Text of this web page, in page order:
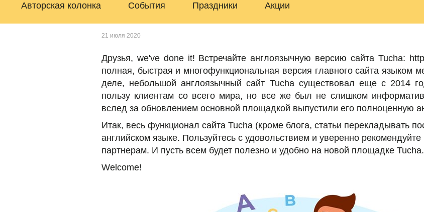
Авторская колонка
События Праздники Акции
21 июля 2020
Друзья, we've done it! Встречайте англоязычную версию сайта Tucha:
полная, быстрая и многофункциональная версия главного сайта языком
деле, небольшой англоязычный сайт Tucha существовал еще с 2014
пользу клиентам со всего мира, но все же был не слишком
вслед за обновлением основной площадкой выпустили его полноценную
Итак, весь функционал сайта Tucha (кроме блога, статьи перекладывать
английском языке. Пользуйтесь с удовольствием и уверенно
партнерам. И пусть всем будет полезно и удобно на новой площадке Tucha.
Welcome!